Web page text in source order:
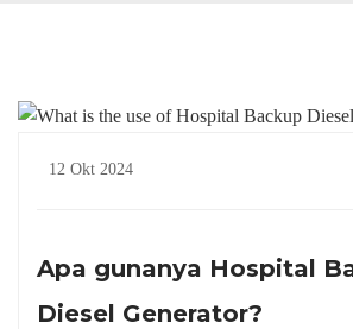
12 Okt 2024
Apa gunanya Hospital
Diesel Generator?